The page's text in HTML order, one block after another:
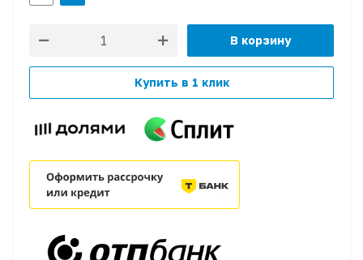
В корзину
Купить в 1 клик